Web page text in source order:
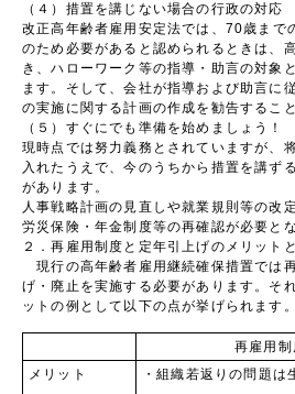
（４）措置を講じない場合の行政の対応
改正高年齢者雇用安定法では、70歳まで
のため必要があると認められるときは、
き、ハローワーク等の指導・助言の対象
ます。そして、会社が指導および助言に
の実施に関する計画の作成を勧告するこ
（５）すぐにでも準備を始めましょう！
現時点では努力義務とされていますが、
入れたうえで、今のうちから措置を講ず
があります。
人事戦略計画の見直しや就業規則等の改
労災保険・年金制度等の再確認が必要と
２．再雇用制度と定年引上げのメリット
現行の高年齢者雇用継続確保措置では
げ・廃止を実施する必要があります。そ
ットの例として以下の点が挙げられます。
再雇用制
メリット
・組織若返りの問題は